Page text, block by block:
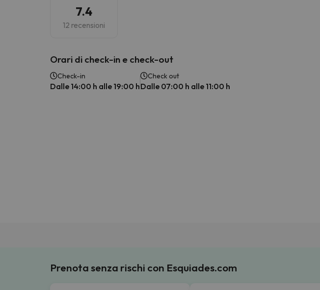
7.4
12 recensioni
Orari di check-in e check-out
Check-in
Dalle 14:00 h alle 19:00 h
Check out
Dalle 07:00 h alle 11:00 h
Prenota senza rischi con Esquiades.com